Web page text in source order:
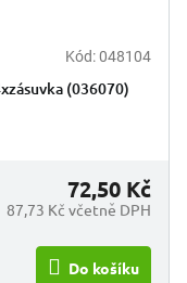
Kód:048104
(036070)
87,73 Kč včetně DPH
72,50 Kč
Do košíku